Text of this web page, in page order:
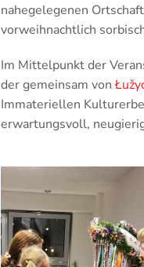
nahegelegenen
vorweihnachtlich
Im Mittelpunkt der
der gemeinsam von
Immateriellen
erwartungsvoll,